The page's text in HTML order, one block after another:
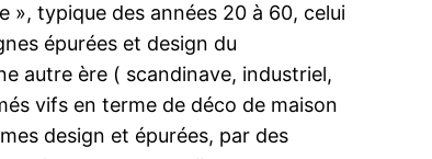
typique des années 20 à 60, celui
épurées et design du
autre ère ( scandinave, industriel,
vifs en terme de déco de maison
design et épurées, par des